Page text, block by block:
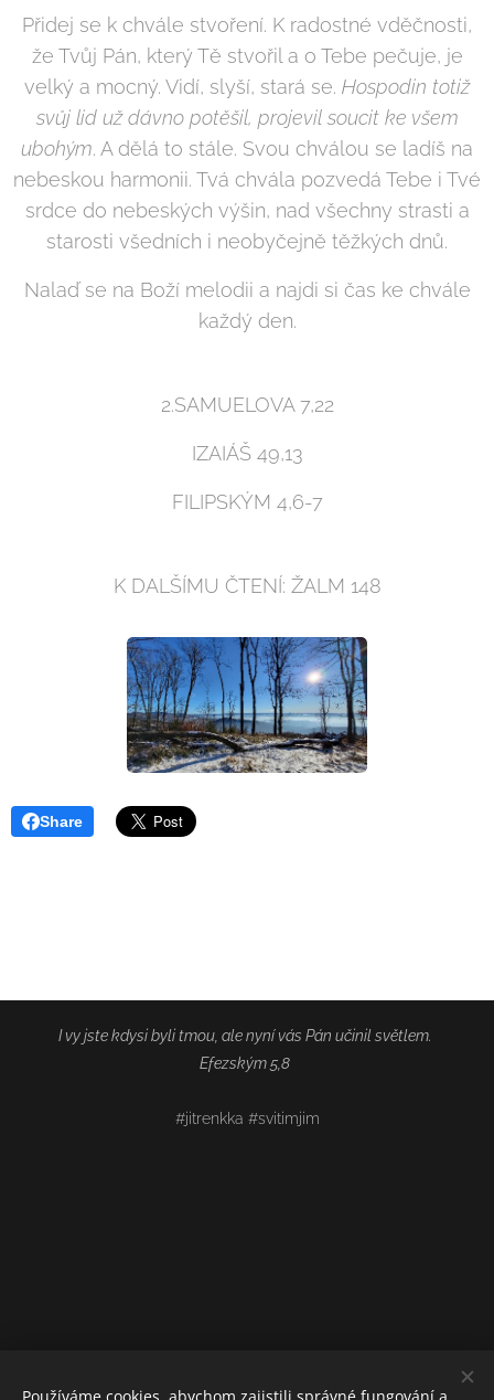
Přidej se k chvále stvoření. K radostné vděčnosti,
že Tvůj Pán, který Tě stvořil a o Tebe pečuje, je
velký a mocný. Vidí, slyší, stará se. Hospodin totiž
svůj lid už dávno potěšil, projevil soucit ke všem
ubohým. A dělá to stále. Svou chválou se ladíš na
nebeskou harmonii. Tvá chvála pozvedá Tebe i Tvé
srdce do nebeských výšin, nad všechny strasti a
starosti všedních i neobyčejně těžkých dnů.
Nalaď se na Boží melodii a najdi si čas ke chvále
každý den.
2.SAMUELOVA 7,22
IZAIÁŠ 49,13
FILIPSKÝM 4,6-7
K DALŠÍMU ČTENÍ: ŽALM 148
Share
I vy jste kdysi byli tmou, ale nyní vás Pán učinil světlem.
Efezským 5,8
#jitrenkka #svitimjim